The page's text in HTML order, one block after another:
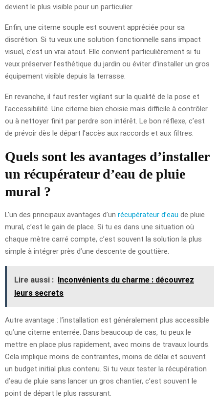
devient le plus visible pour un particulier.
Enfin, une citerne souple est souvent appréciée pour sa
discrétion. Si tu veux une solution fonctionnelle sans impact
visuel, c’est un vrai atout. Elle convient particulièrement si tu
veux préserver l’esthétique du jardin ou éviter d’installer un gros
équipement visible depuis la terrasse.
En revanche, il faut rester vigilant sur la qualité de la pose et
l’accessibilité. Une citerne bien choisie mais difficile à contrôler
ou à nettoyer finit par perdre son intérêt. Le bon réflexe, c’est
de prévoir dès le départ l’accès aux raccords et aux filtres.
Quels sont les avantages d’installer
un récupérateur d’eau de pluie
mural ?
L’un des principaux avantages d’un récupérateur d’eau de pluie
mural, c’est le gain de place. Si tu es dans une situation où
chaque mètre carré compte, c’est souvent la solution la plus
simple à intégrer près d’une descente de gouttière.
Lire aussi : Inconvénients du charme : découvrez
leurs secrets
Autre avantage : l’installation est généralement plus accessible
qu’une citerne enterrée. Dans beaucoup de cas, tu peux le
mettre en place plus rapidement, avec moins de travaux lourds.
Cela implique moins de contraintes, moins de délai et souvent
un budget initial plus contenu. Si tu veux tester la récupération
d’eau de pluie sans lancer un gros chantier, c’est souvent le
point de départ le plus rassurant.